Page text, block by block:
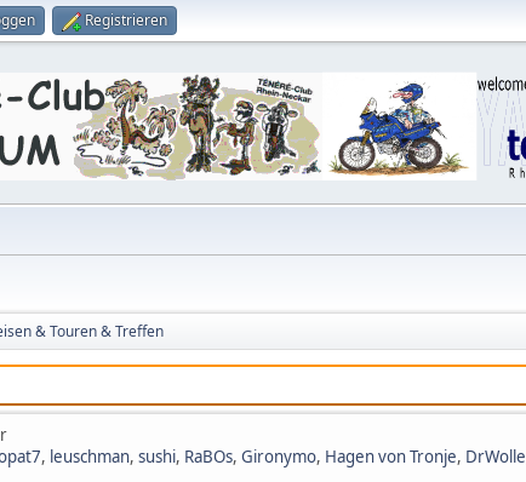
Registrieren
& Touren & Treffen
, leuschman, sushi, RaBOs, Gironymo, Hagen von Tronje, DrWolle